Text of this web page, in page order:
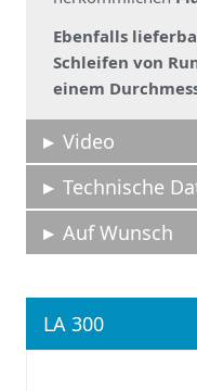
Ebenfalls
Schleifen von
einem
Video
Technische
Auf Wunsch
LA 300